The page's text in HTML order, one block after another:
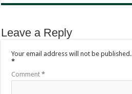
Leave a Reply
Your email address will not be published.
*
Comment*